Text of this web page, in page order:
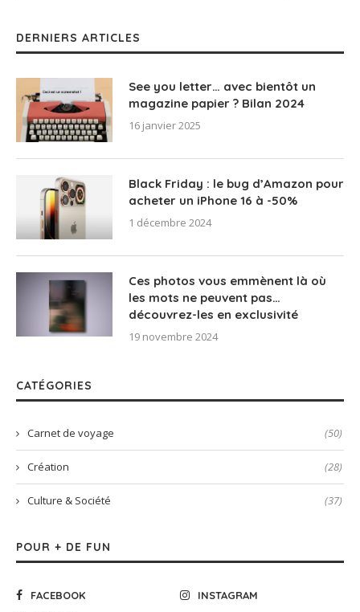
DERNIERS ARTICLES
See you letter… avec bientôt un
magazine papier ? Bilan 2024
16 janvier 2025
Black Friday : le bug d’Amazon pour
acheter un iPhone 16 à -50%
1 décembre 2024
Ces photos vous emmènent là où
les mots ne peuvent pas…
découvrez-les en exclusivité
19 novembre 2024
CATÉGORIES
Carnet de voyage (50)
Création (28)
Culture & Société (37)
POUR + DE FUN
FACEBOOK
INSTAGRAM